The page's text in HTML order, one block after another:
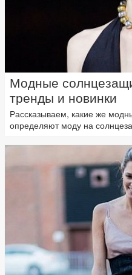
Модные
тренды и новинки
Рассказываем, какие же
определяют моду на